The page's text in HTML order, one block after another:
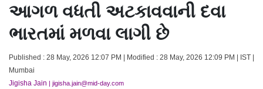
આગળ વધતી અટકાવવાની દવા
ભારતમાં મળવા લાગી છે
Published : 28 May, 2026 12:07 PM | Modified : 28 May, 2026 12:09 PM | IST |
Mumbai
Jigisha Jain | jigisha.jain@mid-day.com